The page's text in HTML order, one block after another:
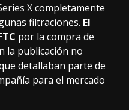
X completamente
filtraciones. El
por la compra de
la publicación no
detallaban parte de
para el mercado